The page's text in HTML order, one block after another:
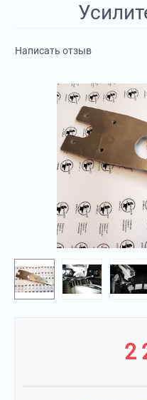
Написать отзыв
2